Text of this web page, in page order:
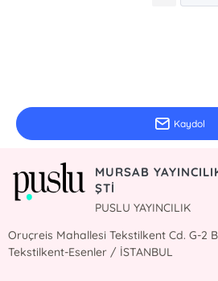
Kaydol
MURSAB
ŞTİ
PUSLU YAYINCILIK
Oruçreis Mahallesi Tekstilkent Cd. G-2
Tekstilkent-Esenler / İSTANBUL